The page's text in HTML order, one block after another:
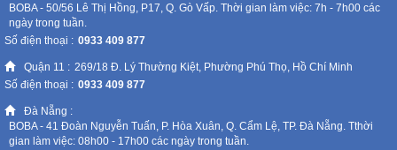
BOBA - 50/56 Lê Thị Hồng, P17, Q. Gò Vấp. Thời gian làm việc: 7h - 7h00 các
ngày trong tuần.
Số điện thoại : 0933 409 877
Quận 11 : 269/18 Đ. Lý Thường Kiệt, Phường Phú Thọ, Hồ Chí Minh
Số điện thoại : 0933 409 877
Đà Nẵng :
BOBA - 41 Đoàn Nguyễn Tuấn, P. Hòa Xuân, Q. Cẩm Lệ, TP. Đà Nẵng. Tthời
gian làm việc: 08h00 - 17h00 các ngày trong tuần.